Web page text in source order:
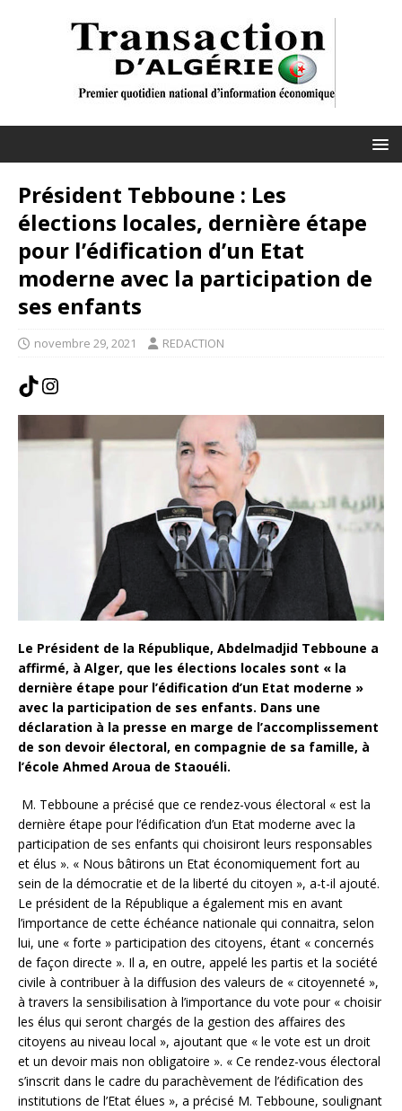
Président Tebboune : Les
élections locales, dernière étape
pour l’édification d’un Etat
moderne avec la participation de
ses enfants
novembre 29, 2021 REDACTION
Le Président de la République, Abdelmadjid Tebboune a
affirmé, à Alger, que les élections locales sont « la
dernière étape pour l’édification d’un Etat moderne »
avec la participation de ses enfants. Dans une
déclaration à la presse en marge de l’accomplissement
de son devoir électoral, en compagnie de sa famille, à
l’école Ahmed Aroua de Staouéli.
M. Tebboune a précisé que ce rendez-vous électoral « est la
dernière étape pour l’édification d’un Etat moderne avec la
participation de ses enfants qui choisiront leurs responsables
et élus ». « Nous bâtirons un Etat économiquement fort au
sein de la démocratie et de la liberté du citoyen », a-t-il ajouté.
Le président de la République a également mis en avant
l’importance de cette échéance nationale qui connaitra, selon
lui, une « forte » participation des citoyens, étant « concernés
de façon directe ». Il a, en outre, appelé les partis et la société
civile à contribuer à la diffusion des valeurs de « citoyenneté »,
à travers la sensibilisation à l’importance du vote pour « choisir
les élus qui seront chargés de la gestion des affaires des
citoyens au niveau local », ajoutant que « le vote est un droit
et un devoir mais non obligatoire ». « Ce rendez-vous électoral
s’inscrit dans le cadre du parachèvement de l’édification des
institutions de l’Etat élues », a précisé M. Tebboune, soulignant